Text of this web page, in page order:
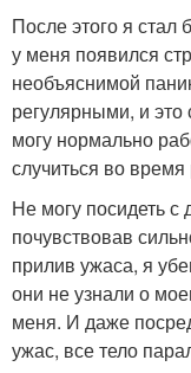
После этого я стал
у меня появился
необъяснимой
регулярными, и
могу нормально
случиться во
Не могу посидеть с
почувствовав
прилив ужаса, я
они не узнали о
меня. И даже
ужас, все тело